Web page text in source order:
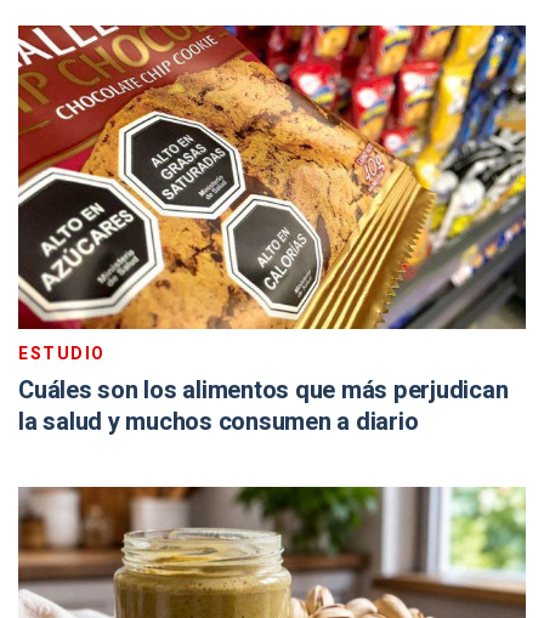
ESTUDIO
Cuáles son los alimentos que más perjudican
la salud y muchos consumen a diario